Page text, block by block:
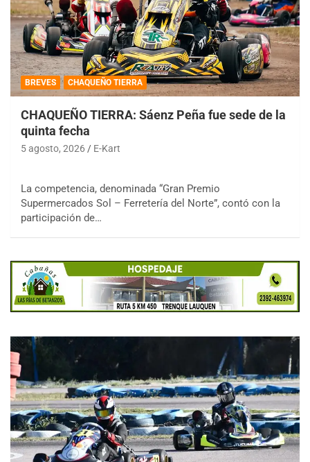
BREVES CHAQUEÑO TIERRA
CHAQUEÑO TIERRA: Sáenz Peña fue sede de la
quinta fecha
5 agosto, 2026 E-Kart
La competencia, denominada “Gran Premio
Supermercados Sol – Ferretería del Norte”, contó con la
participación de…